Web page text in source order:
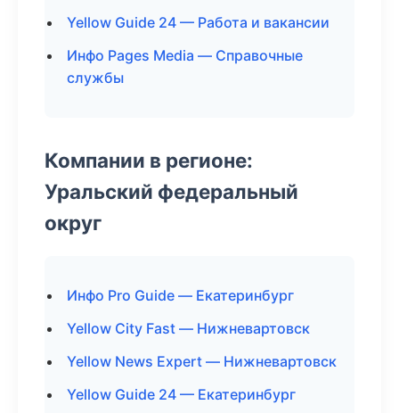
Yellow Guide 24 — Работа и вакансии
Инфо Pages Media — Справочные
службы
Компании в регионе:
Уральский федеральный
округ
Инфо Pro Guide — Екатеринбург
Yellow City Fast — Нижневартовск
Yellow News Expert — Нижневартовск
Yellow Guide 24 — Екатеринбург